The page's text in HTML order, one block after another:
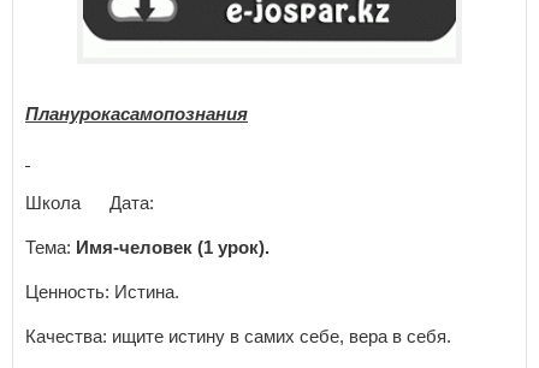
Планурокасамопознания
Школа Дата:
Тема: Имя-человек (1 урок).
Ценность: Истина.
Качества: ищите истину в самих себе, вера в себя.